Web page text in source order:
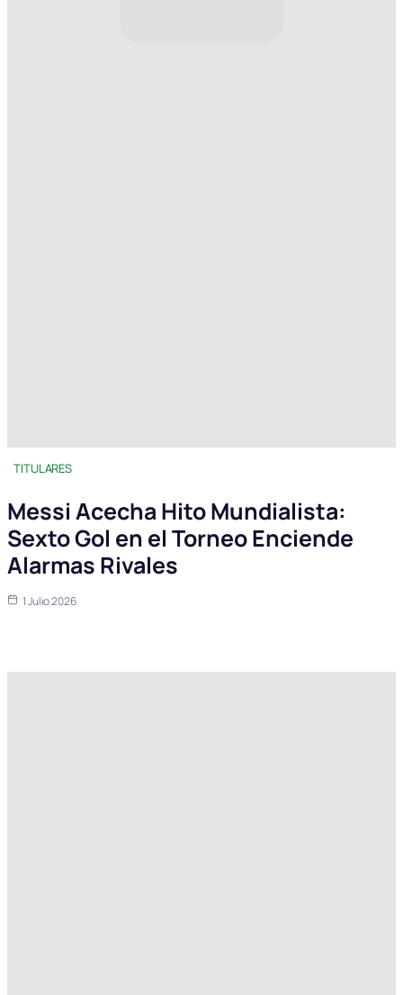
TITULARES
Messi Acecha Hito Mundialista:
Sexto Gol en el Torneo Enciende
Alarmas Rivales
1 Julio 2026